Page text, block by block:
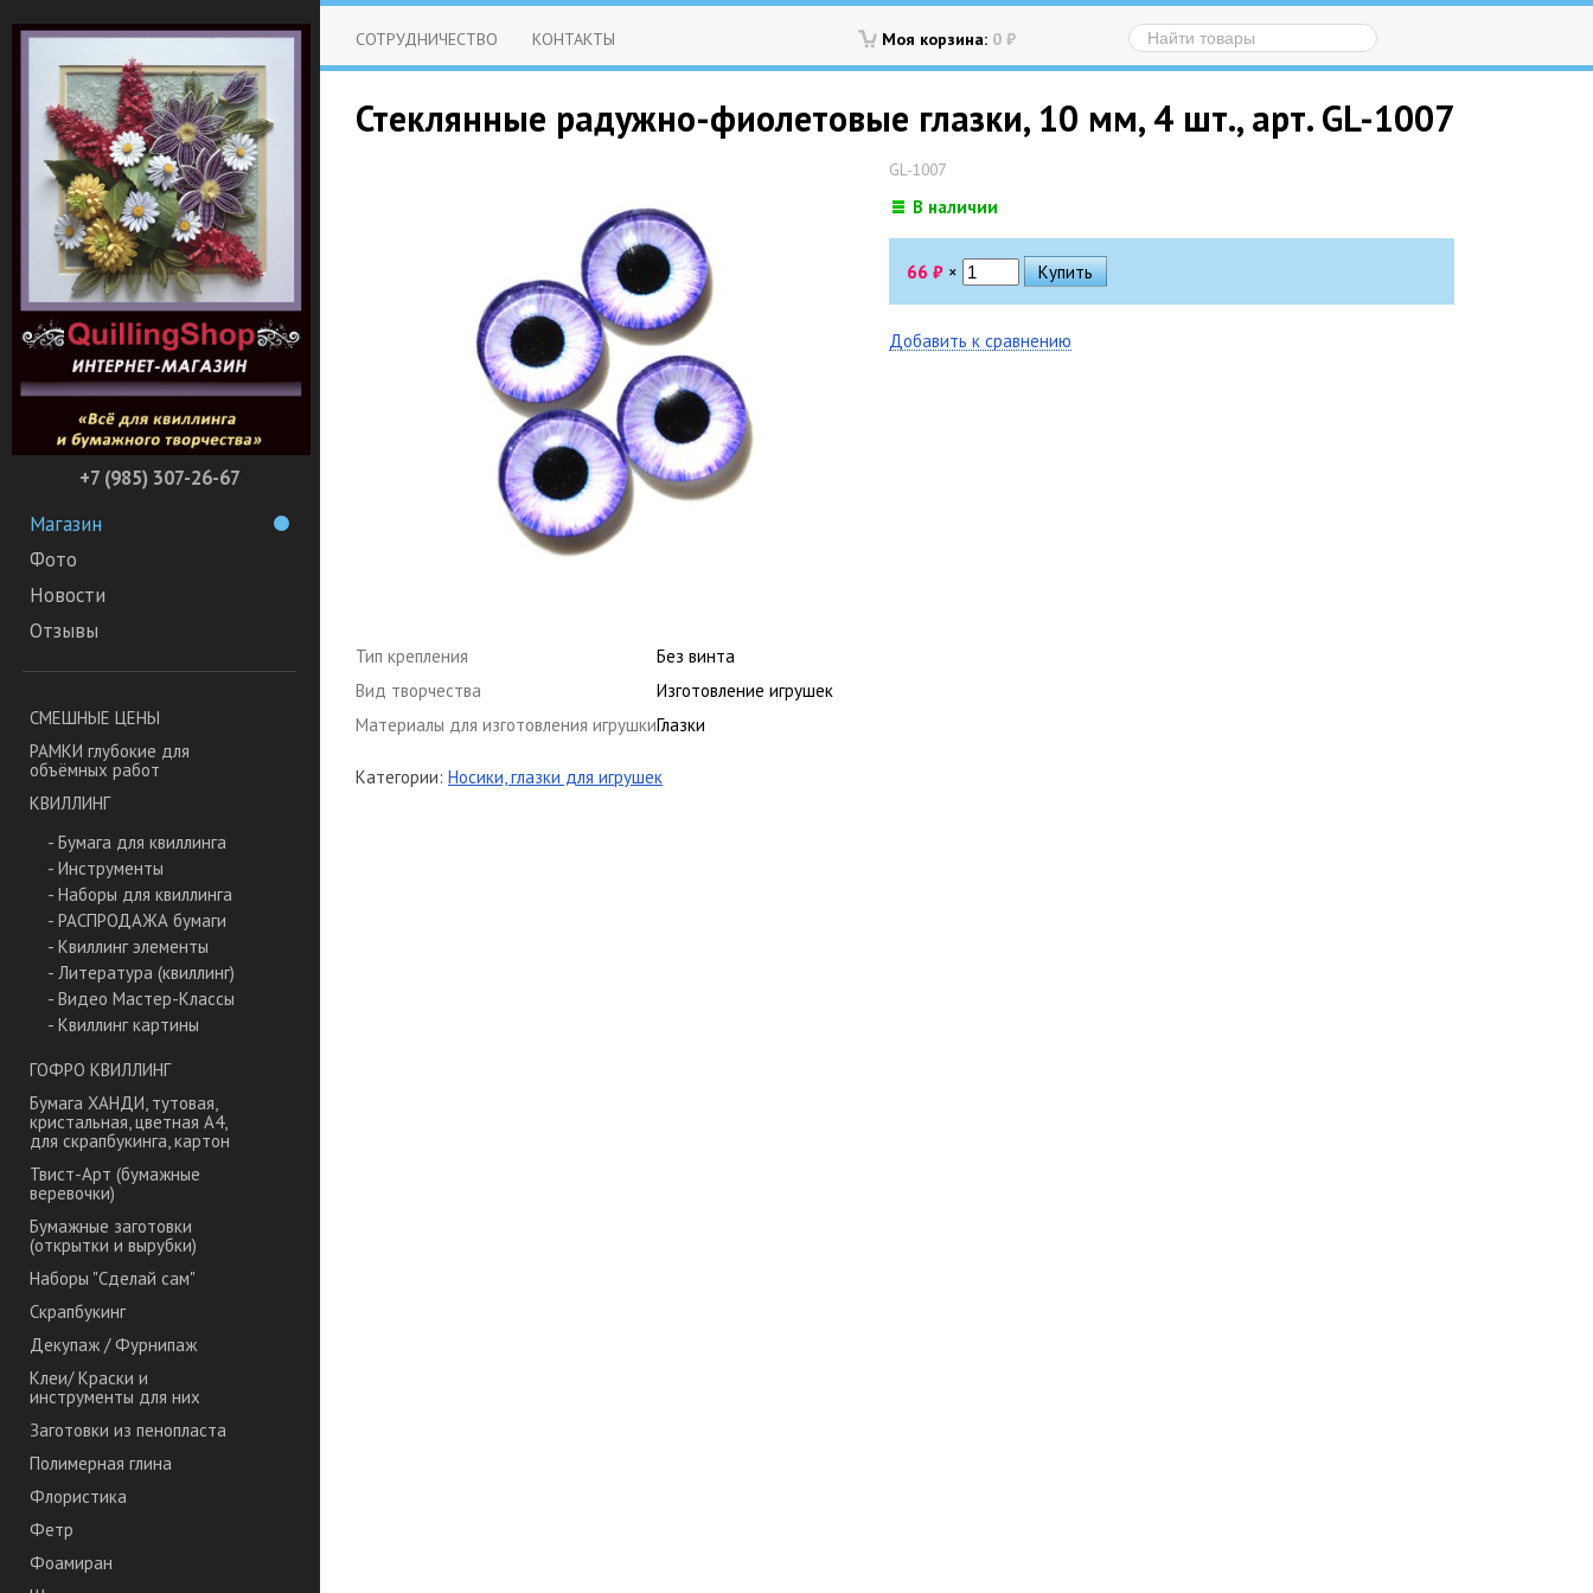
+7 (985) 307-26-67
Магазин
Фото
Новости
Отзывы
СМЕШНЫЕ ЦЕНЫ
РАМКИ глубокие для
объёмных работ
КВИЛЛИНГ
- Бумага для квиллинга
- Инструменты
- Наборы для квиллинга
- РАСПРОДАЖА бумаги
- Квиллинг элементы
- Литература (квиллинг)
- Видео Мастер-Классы
- Квиллинг картины
ГОФРО КВИЛЛИНГ
Бумага ХАНДИ, тутовая,
кристальная, цветная А4,
для скрапбукинга, картон
Твист-Арт (бумажные
веревочки)
Бумажные заготовки
(открытки и вырубки)
Наборы "Сделай сам"
Скрапбукинг
Декупаж / Фурнипаж
Клеи/ Краски и
инструменты для них
Заготовки из пенопласта
Полимерная глина
Флористика
Фетр
Фоамиран
Моя корзина: 0 ₽
СОТРУДНИЧЕСТВО КОНТАКТЫ
Стеклянные радужно-фиолетовые глазки, 10 мм, 4 шт., арт. GL-1007
GL-1007
В наличии
66 ₽ ×
Добавить к сравнению
Тип крепления
Без винта
Вид творчества
Изготовление игрушек
Материалы для изготовления игрушкиГлазки
Категории: Носики, глазки для игрушек